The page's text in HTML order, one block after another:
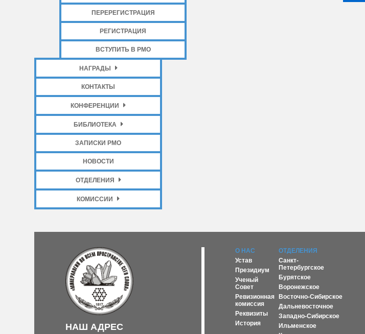
ПЕРЕРЕГИСТРАЦИЯ
РЕГИСТРАЦИЯ
ВСТУПИТЬ В РМО
НАГРАДЫ
КОНТАКТЫ
КОНФЕРЕНЦИИ
БИБЛИОТЕКА
ЗАПИСКИ РМО
НОВОСТИ
ОТДЕЛЕНИЯ
КОМИССИИ
НАШ АДРЕС
О НАС
Устав
Президиум
Ученый
Совет
Ревизионная
комиссия
Реквизиты
История
ОТДЕЛЕНИЯ
Санкт-
Петербургское
Бурятское
Воронежское
Восточно-Сибирское
Дальневосточное
Западно-Сибирское
Ильменское